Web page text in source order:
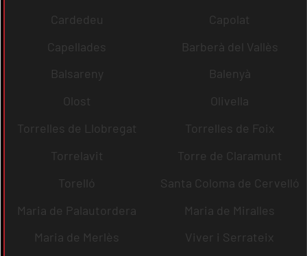
Cardedeu
Capolat
Capellades
Barberà del Vallès
Balsareny
Balenyà
Olost
Olivella
Torrelles de Llobregat
Torrelles de Foix
Torrelavit
Torre de Claramunt
Torelló
Santa Coloma de Cervelló
Maria de Palautordera
Maria de Miralles
Maria de Merlès
Viver i Serrateix